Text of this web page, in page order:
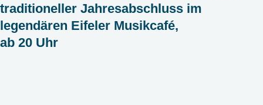
traditioneller Jahresabschluss im
legendären Eifeler Musikcafé,
ab 20 Uhr